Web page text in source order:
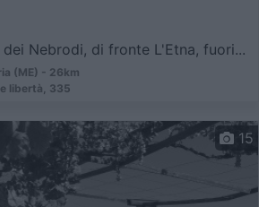
Nebrodi, di fronte L'Etna, fuori...
(ME) - 26km
libertà, 335
15